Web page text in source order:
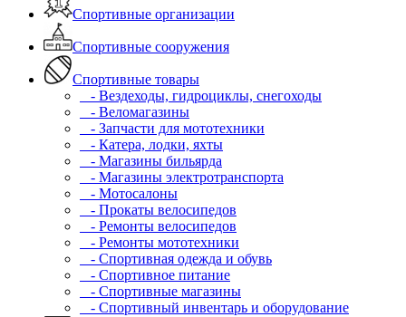
Спортивные организации
Спортивные сооружения
Спортивные товары
- Вездеходы, гидроциклы, снегоходы
- Веломагазины
- Запчасти для мототехники
- Катера, лодки, яхты
- Магазины бильярда
- Магазины электротранспорта
- Мотосалоны
- Прокаты велосипедов
- Ремонты велосипедов
- Ремонты мототехники
- Спортивная одежда и обувь
- Спортивное питание
- Спортивные магазины
- Спортивный инвентарь и оборудование